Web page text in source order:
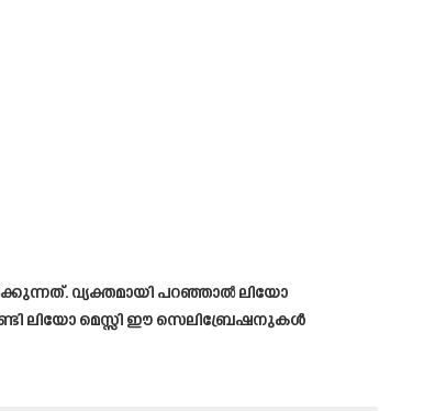
വ്യക്തമായി പറഞ്ഞാൽ ലിയോ
ലിയോ മെസ്സി ഈ സെലിബ്രേഷനുകൾ